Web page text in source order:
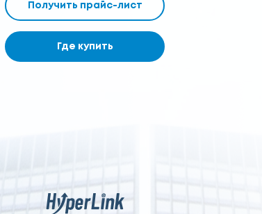
Получить прайс-лист
Где купить